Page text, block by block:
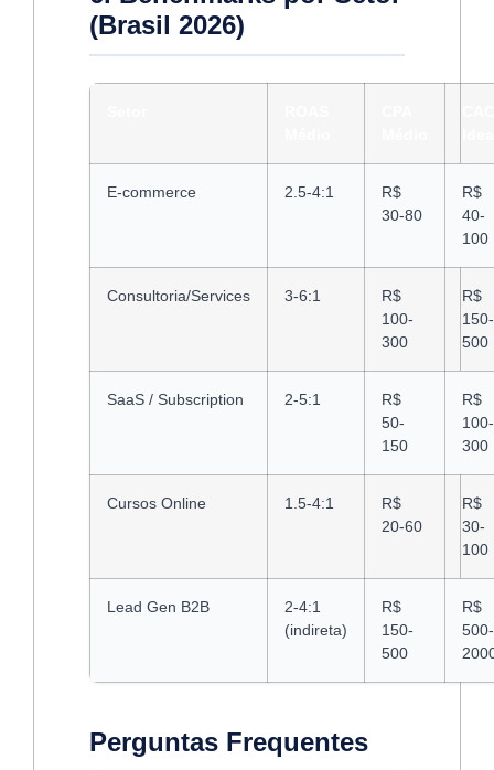
(Brasil 2026)
E-commerce 2.5-4:1
R$
30-80
R$
40-
100
Consultoria/Services 3-6:1
R$
100-
300
R$
150-
500
SaaS / Subscription 2-5:1
R$
50-
150
R$
100-
300
Cursos Online 1.5-4:1
R$
20-60
R$
30-
100
Lead Gen B2B
2-4:1
(indireta)
R$
150-
500
R$
500-
Perguntas Frequentes